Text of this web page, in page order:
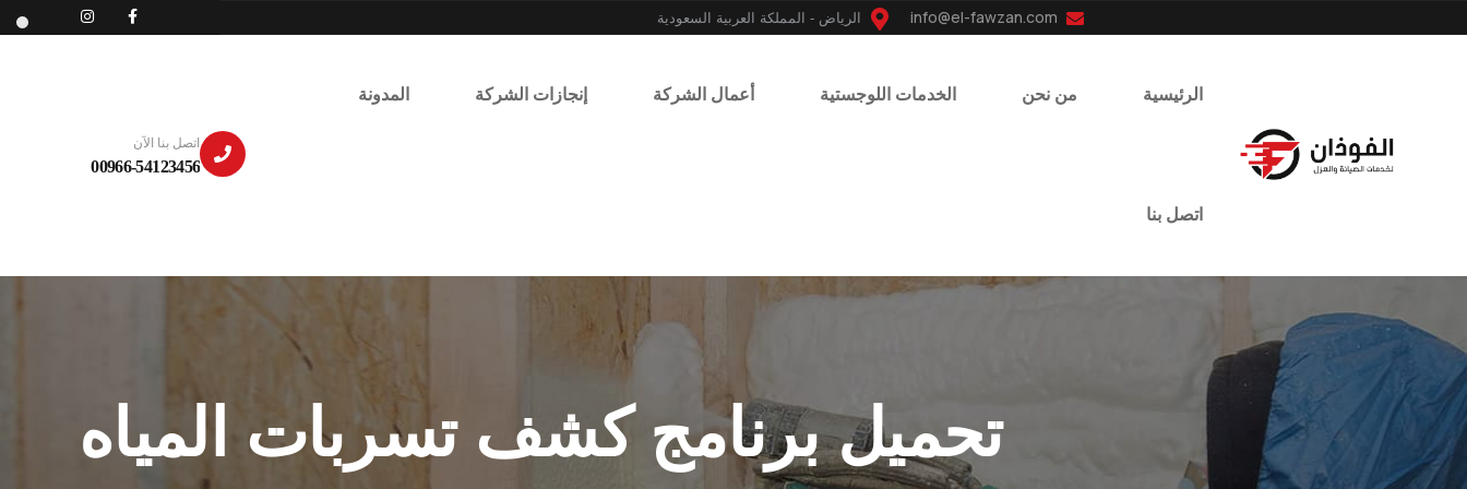
الرياض - المملكة العربية السعودية
الرئيسية من نحن الخدمات اللوجستية أعمال الشركة إنجازات الشركة المدونة
اتصل بنا
اتصل بنا الآن
00966-54123456
تحميل برنامج كشف تسربات المياه